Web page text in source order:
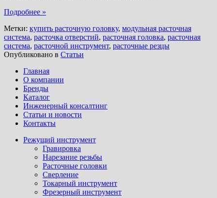
Подробнее »
Метки: купить расточную головку, модульная расточная
система, расточка отверстий, расточная головка, расточная
система, расточной инструмент, расточные резцы
Опубликовано в Статьи
Главная
О компании
Бренды
Каталог
Инженерный консалтинг
Статьи и новости
Контакты
Режущий инструмент
Гравировка
Нарезание резьбы
Расточные головки
Сверление
Токарный инструмент
Фрезерный инструмент